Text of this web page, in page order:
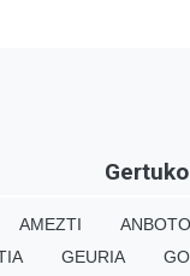
AMEZTI ANBOTO
GEURIA